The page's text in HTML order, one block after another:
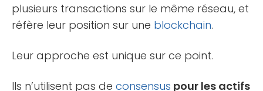
plusieurs transactions sur le même réseau, et
réfère leur position sur une blockchain.
Leur approche est unique sur ce point.
Ils n’utilisent pas de consensus pour les actifs